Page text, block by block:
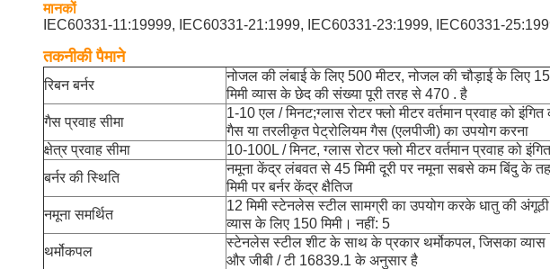
मानकों
IEC60331-11:19999, IEC60331-21:1999, IEC60331-23:1999, IEC60331-
तकनीकी पैमाने
रिबन बर्नर
नोजल की लंबाई के लिए 500 मीटर, नोजल की चौड़ाई के लिए
मिमी व्यास के छेद की संख्या पूरी तरह से 470 . है
गैस प्रवाह सीमा
1-10 एल / मिनट;ग्लास रोटर फ्लो मीटर वर्तमान प्रवाह को
गैस या तरलीकृत पेट्रोलियम गैस (एलपीजी) का उपयोग करना
क्षेत्र प्रवाह सीमा
10-100L / मिनट, ग्लास रोटर फ्लो मीटर वर्तमान प्रवाह को
बर्नर की स्थिति
नमूना केंद्र लंबवत से 45 मिमी दूरी पर नमूना सबसे कम बिंदु के
मिमी पर बर्नर केंद्र क्षैतिज
नमूना समर्थित
12 मिमी स्टेनलेस स्टील सामग्री का उपयोग करके धातु की
व्यास के लिए 150 मिमी। नहीं: 5
थर्मोकपल
स्टेनलेस स्टील शीट के साथ के प्रकार थर्मोकपल, जिसका व्यास
और जीबी / टी 16839.1 के अनुसार है